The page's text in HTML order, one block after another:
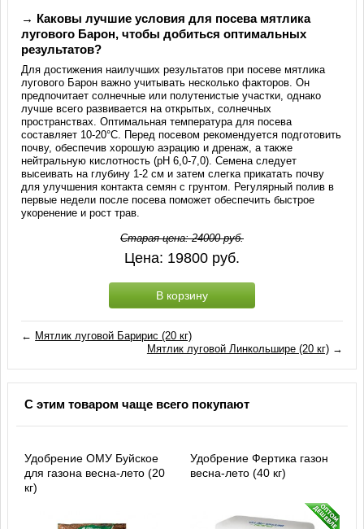
→ Каковы лучшие условия для посева мятлика
лугового Барон, чтобы добиться оптимальных
результатов?
Для достижения наилучших результатов при посеве мятлика
лугового Барон важно учитывать несколько факторов. Он
предпочитает солнечные или полутенистые участки, однако
лучше всего развивается на открытых, солнечных
пространствах. Оптимальная температура для посева
составляет 10-20°C. Перед посевом рекомендуется подготовить
почву, обеспечив хорошую аэрацию и дренаж, а также
нейтральную кислотность (pH 6,0-7,0). Семена следует
высеивать на глубину 1-2 см и затем слегка прикатать почву
для улучшения контакта семян с грунтом. Регулярный полив в
первые недели после посева поможет обеспечить быстрое
укоренение и рост трав.
Старая цена:24000руб.
Цена: 19800 руб.
В корзину
← Мятлик луговой Баририс (20 кг)
Мятлик луговой Линкольшире (20 кг)→
С этим товаром чаще всего покупают
Удобрение ОМУ Буйское
для газона весна-лето (20
кг)
Удобрение Фертика газон
весна-лето (40 кг)